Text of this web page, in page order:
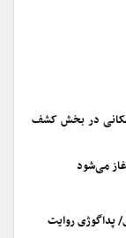
در بخش کشف
می‌شود
پداگوژی روایت